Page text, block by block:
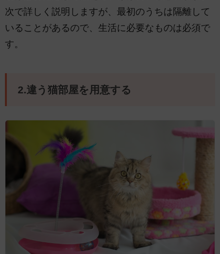
次で詳しく説明しますが、最初のうちは隔離して
いることがあるので、生活に必要なものは必須で
す。
2.違う猫部屋を用意する